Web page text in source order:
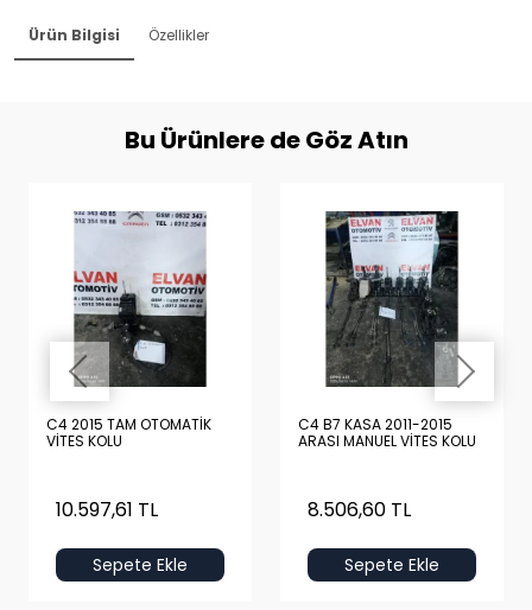
Ürün Bilgisi Özellikler
Bu Ürünlere de Göz Atın
C4 2015 TAM OTOMATİK
VİTES KOLU
10.597,61 TL
Sepete Ekle
C4 B7 KASA 2011-2015
ARASI MANUEL VİTES KOLU
8.506,60 TL
Sepete Ekle